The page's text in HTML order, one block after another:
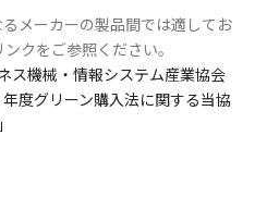
メーカーの製品間では適してお
クをご参照ください。
ス機械・情報システム産業協会
年度グリーン購入法に関する当協